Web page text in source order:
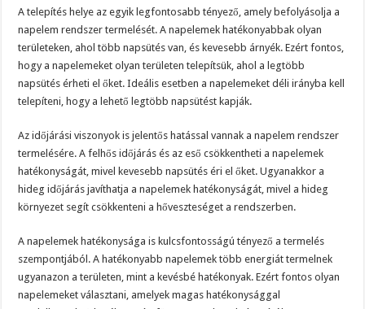
A telepítés helye az egyik legfontosabb tényező, amely befolyásolja a
napelem rendszer termelését. A napelemek hatékonyabbak olyan
területeken, ahol több napsütés van, és kevesebb árnyék. Ezért fontos,
hogy a napelemeket olyan területen telepítsük, ahol a legtöbb
napsütés érheti el őket. Ideális esetben a napelemeket déli irányba kell
telepíteni, hogy a lehető legtöbb napsütést kapják.
Az időjárási viszonyok is jelentős hatással vannak a napelem rendszer
termelésére. A felhős időjárás és az eső csökkentheti a napelemek
hatékonyságát, mivel kevesebb napsütés éri el őket. Ugyanakkor a
hideg időjárás javíthatja a napelemek hatékonyságát, mivel a hideg
környezet segít csökkenteni a hőveszteséget a rendszerben.
A napelemek hatékonysága is kulcsfontosságú tényező a termelés
szempontjából. A hatékonyabb napelemek több energiát termelnek
ugyanazon a területen, mint a kevésbé hatékonyak. Ezért fontos olyan
napelemeket választani, amelyek magas hatékonysággal